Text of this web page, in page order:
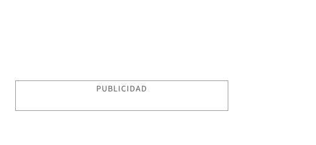
PUBLICIDAD